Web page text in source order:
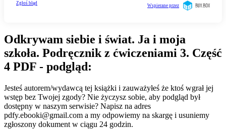
Odkrywam siebie i świat. Ja i moja
szkoła. Podręcznik z ćwiczeniami 3. Część
4 PDF - podgląd:
Jesteś autorem/wydawcą tej książki i zauważyłeś że ktoś wgrał jej
wstęp bez Twojej zgody? Nie życzysz sobie, aby podgląd był
dostępny w naszym serwisie? Napisz na adres
pdfy.ebooki@gmail.com a my odpowiemy na skargę i usuniemy
zgłoszony dokument w ciągu 24 godzin.